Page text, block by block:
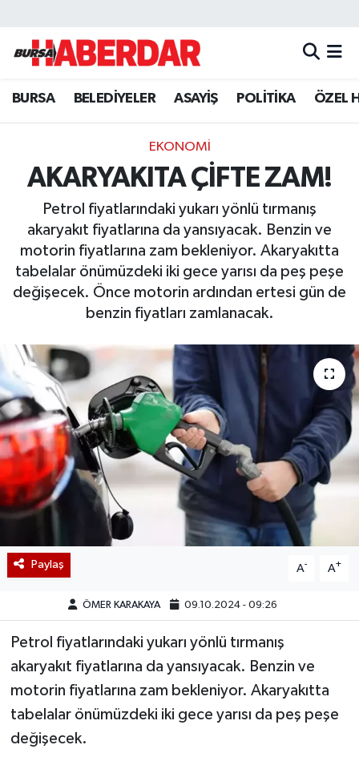
BURSA BELEDİYELER ASAYİŞ POLİTİKA ÖZEL
EKONOMİ
AKARYAKITA ÇİFTE ZAM!
Petrol fiyatlarındaki yukarı yönlü tırmanış
akaryakıt fiyatlarına da yansıyacak. Benzin ve
motorin fiyatlarına zam bekleniyor. Akaryakıtta
tabelalar önümüzdeki iki gece yarısı da peş peşe
değişecek. Önce motorin ardından ertesi gün de
benzin fiyatları zamlanacak.
Paylaş A- A+
ÖMER KARAKAYA 09.10.2024 - 09:26
Petrol fiyatlarındaki yukarı yönlü tırmanış
akaryakıt fiyatlarına da yansıyacak. Benzin ve
motorin fiyatlarına zam bekleniyor. Akaryakıtta
tabelalar önümüzdeki iki gece yarısı da peş peşe
değişecek.
Hava Durumu
Trafik Durumu
Süper Lig Puan Durumu ve Fikstür
Tüm Manşetler
Son Dakika Haberleri
Haber Arşivi